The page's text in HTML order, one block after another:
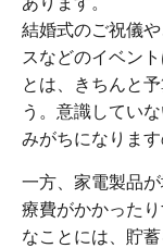
結婚式のご祝儀
スなどのイベン
とは、きちんと
う。意識してい
みがちになります
一方、家電製品
療費がかかった
なことには、貯